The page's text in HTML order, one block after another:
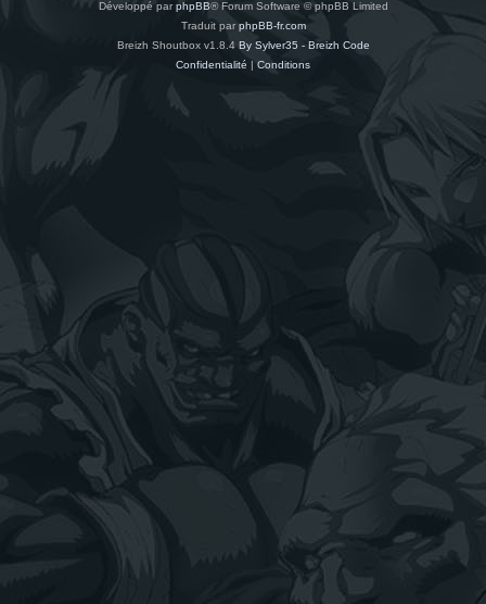
Développé parphpBB® Forum Software © phpBB Limited
Traduit parphpBB-fr.com
Breizh Shoutbox v1.8.4 By Sylver35 - Breizh Code
Confidentialité | Conditions